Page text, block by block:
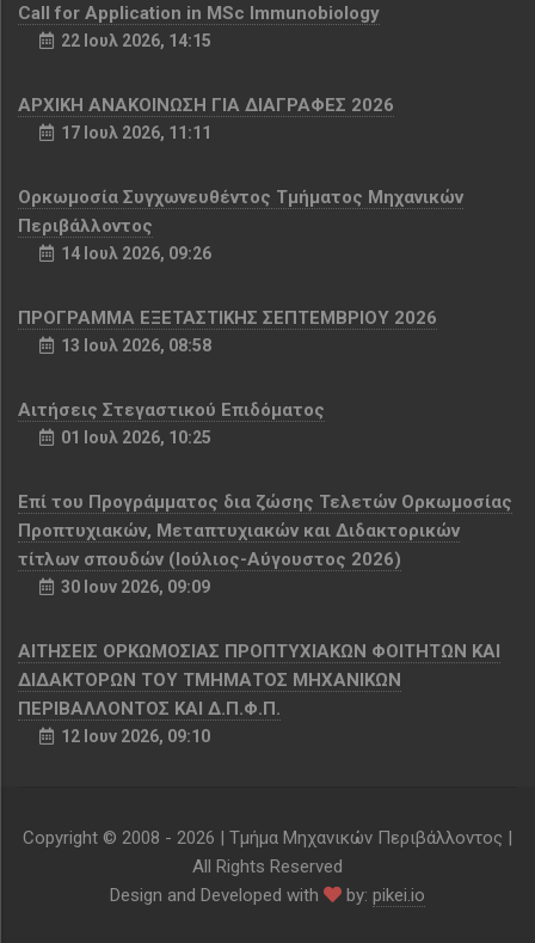
Call for Application in MSc Immunobiology
22 Ιουλ 2026, 14:15
ΑΡΧΙΚΗ ΑΝΑΚΟΙΝΩΣΗ ΓΙΑ ΔΙΑΓΡΑΦΕΣ 2026
17 Ιουλ 2026, 11:11
Ορκωμοσία Συγχωνευθέντος Τμήματος Μηχανικών
Περιβάλλοντος
14 Ιουλ 2026, 09:26
ΠΡΟΓΡΑΜΜΑ ΕΞΕΤΑΣΤΙΚΗΣ ΣΕΠΤΕΜΒΡΙΟΥ 2026
13 Ιουλ 2026, 08:58
Αιτήσεις Στεγαστικού Επιδόματος
01 Ιουλ 2026, 10:25
Επί του Προγράμματος δια ζώσης Τελετών Ορκωμοσίας
Προπτυχιακών, Μεταπτυχιακών και Διδακτορικών
τίτλων σπουδών (Ιούλιος-Αύγουστος 2026)
30 Ιουν 2026, 09:09
ΑΙΤΗΣΕΙΣ ΟΡΚΩΜΟΣΙΑΣ ΠΡΟΠΤΥΧΙΑΚΩΝ ΦΟΙΤΗΤΩΝ ΚΑΙ
ΔΙΔΑΚΤΟΡΩΝ ΤΟΥ ΤΜΗΜΑΤΟΣ ΜΗΧΑΝΙΚΩΝ
ΠΕΡΙΒΑΛΛΟΝΤΟΣ ΚΑΙ Δ.Π.Φ.Π.
12 Ιουν 2026, 09:10
Copyright © 2008 - 2026 | Τμήμα Μηχανικών Περιβάλλοντος |
All Rights Reserved
Design and Developed with
by: pikei.io